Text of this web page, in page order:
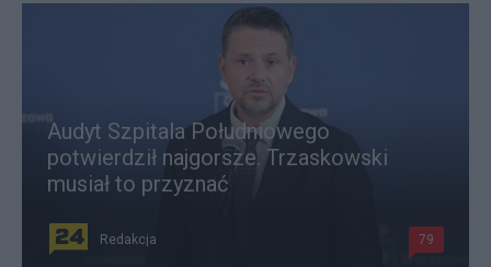
Audyt Szpitala Południowego
potwierdził najgorsze. Trzaskowski
musiał to przyznać
Redakcja 79